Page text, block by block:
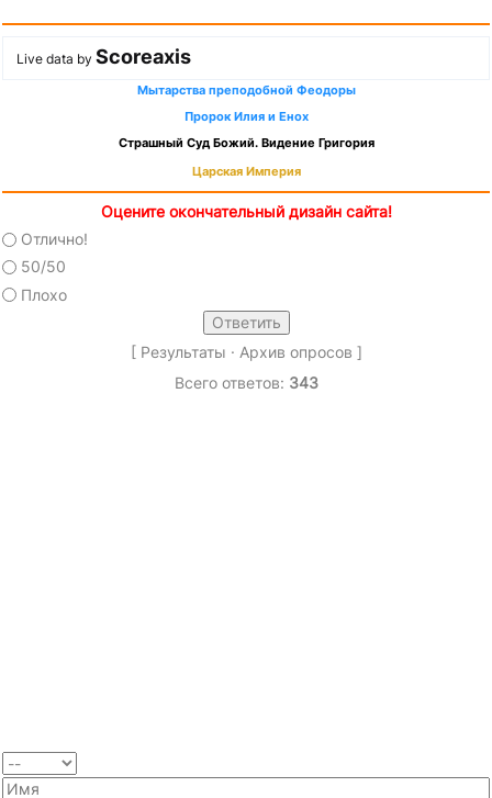
Live data by Scoreaxis
Мытарства преподобной Феодоры
Пророк Илия и Енох
Страшный Суд Божий. Видение Григория
Царская Империя
Оцените окончательный дизайн сайта!
Отлично!
50/50
Плохо
[ Результаты · Архив опросов ]
Всего ответов: 343